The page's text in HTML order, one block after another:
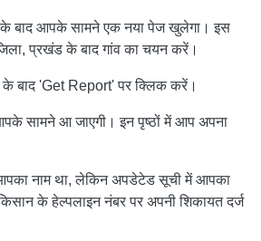
बाद आपके सामने एक नया पेज खुलेगा। इस
प्रखंड के बाद गांव का चयन करें।
बाद 'Get Report' पर क्लिक करें।
आपके सामने आ जाएगी। इन पृष्ठों में आप अपना
नाम था, लेकिन अपडेटेड सूची में आपका
के हेल्पलाइन नंबर पर अपनी शिकायत दर्ज